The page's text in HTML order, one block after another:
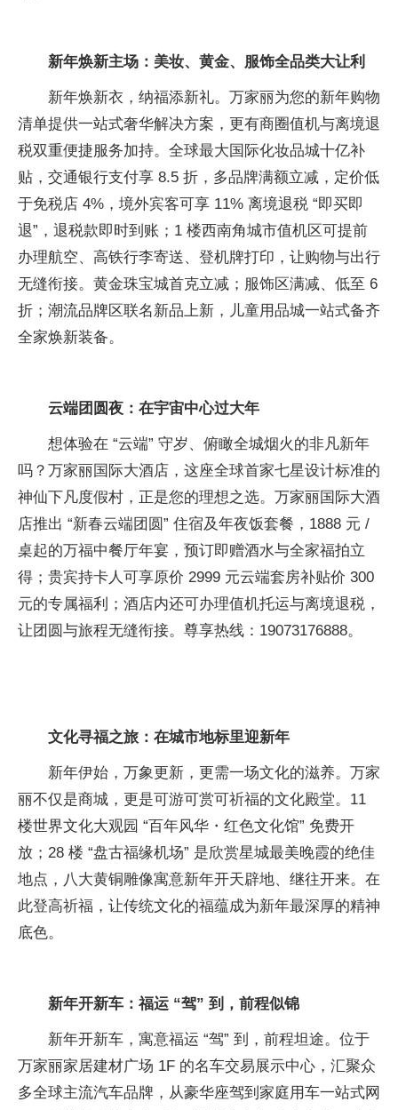
新年焕新主场：美妆、黄金、服饰全品类大让利
新年焕新衣，纳福添新礼。万家丽为您的新年购物
清单提供一站式奢华解决方案，更有商圈值机与离境退
税双重便捷服务加持。全球最大国际化妆品城十亿补
贴，交通银行支付享 8.5 折，多品牌满额立减，定价低
于免税店 4%，境外宾客可享 11% 离境退税 “即买即
退”，退税款即时到账；1 楼西南角城市值机区可提前
办理航空、高铁行李寄送、登机牌打印，让购物与出行
无缝衔接。黄金珠宝城首克立减；服饰区满减、低至 6
折；潮流品牌区联名新品上新，儿童用品城一站式备齐
全家焕新装备。
云端团圆夜：在宇宙中心过大年
想体验在 “云端” 守岁、俯瞰全城烟火的非凡新年
吗？万家丽国际大酒店，这座全球首家七星设计标准的
神仙下凡度假村，正是您的理想之选。万家丽国际大酒
店推出 “新春云端团圆” 住宿及年夜饭套餐，1888 元 /
桌起的万福中餐厅年宴，预订即赠酒水与全家福拍立
得；贵宾持卡人可享原价 2999 元云端套房补贴价 300
元的专属福利；酒店内还可办理值机托运与离境退税，
让团圆与旅程无缝衔接。尊享热线：19073176888。
文化寻福之旅：在城市地标里迎新年
新年伊始，万象更新，更需一场文化的滋养。万家
丽不仅是商城，更是可游可赏可祈福的文化殿堂。11
楼世界文化大观园 “百年风华・红色文化馆” 免费开
放；28 楼 “盘古福缘机场” 是欣赏星城最美晚霞的绝佳
地点，八大黄铜雕像寓意新年开天辟地、继往开来。在
此登高祈福，让传统文化的福蕴成为新年最深厚的精神
底色。
新年开新车：福运 “驾” 到，前程似锦
新年开新车，寓意福运 “驾” 到，前程坦途。位于
万家丽家居建材广场 1F 的名车交易展示中心，汇聚众
多全球主流汽车品牌，从豪华座驾到家庭用车一站式网